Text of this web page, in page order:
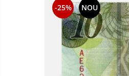
Albume cu folii pentru stocare
Capsule monede
Cartonase autoadezive
-25% NOU